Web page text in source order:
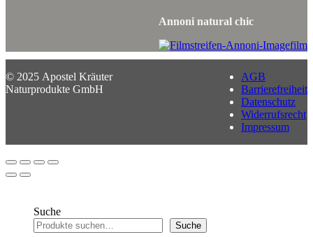
Annoni natural chic
© 2025 Apostel Kräuter
Naturprodukte GmbH
AGB
Barrierefreiheit
Datenschutz
Widerrufsrecht
Impressum
Suche
Suche